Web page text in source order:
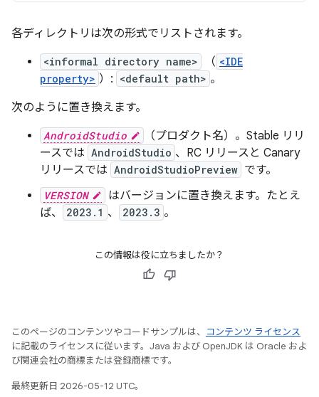
各ディレクトリは次の形式でリストされます。
<informal directory name> （ <IDE
property> ）: <default path> 。
次のように置き換えます。
AndroidStudio
（プロダクト名）。Stable リリ
ースでは AndroidStudio 、RC リリースと Canary
リリースでは AndroidStudioPreview です。
VERSION
はバージョンに置き換えます。たとえ
ば、
2023.1 、 2023.3 。
この情報は役に立ちましたか？
このページのコンテンツやコードサンプルは、
コンテンツ ライセンス
に記載のライセンスに従います。Java および OpenJDK は Oracle およ
び関連会社の商標または登録商標です。
最終更新日 2026-05-12 UTC。